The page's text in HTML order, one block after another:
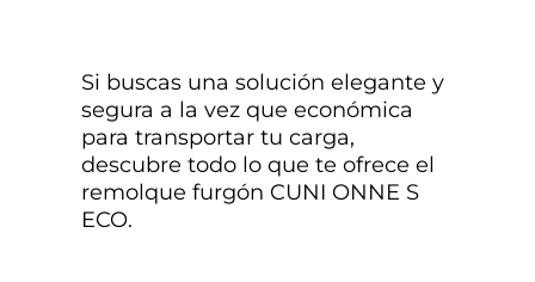
Si buscas una solución elegante y
segura a la vez que económica
para transportar tu carga,
descubre todo lo que te ofrece el
remolque furgón CUNI ONNE S
ECO.